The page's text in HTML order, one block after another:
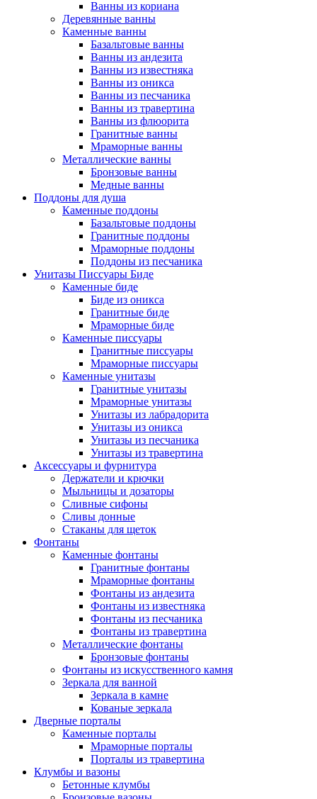
Ванны из кориана
Деревянные ванны
Каменные ванны
Базальтовые ванны
Ванны из андезита
Ванны из известняка
Ванны из оникса
Ванны из песчаника
Ванны из травертина
Ванны из флюорита
Гранитные ванны
Мраморные ванны
Металлические ванны
Бронзовые ванны
Медные ванны
Поддоны для душа
Каменные поддоны
Базальтовые поддоны
Гранитные поддоны
Мраморные поддоны
Поддоны из песчаника
Унитазы Писсуары Биде
Каменные биде
Биде из оникса
Гранитные биде
Мраморные биде
Каменные писсуары
Гранитные писсуары
Мраморные писсуары
Каменные унитазы
Гранитные унитазы
Мраморные унитазы
Унитазы из лабрадорита
Унитазы из оникса
Унитазы из песчаника
Унитазы из травертина
Аксессуары и фурнитура
Держатели и крючки
Мыльницы и дозаторы
Сливные сифоны
Сливы донные
Стаканы для щеток
Фонтаны
Каменные фонтаны
Гранитные фонтаны
Мраморные фонтаны
Фонтаны из андезита
Фонтаны из известняка
Фонтаны из песчаника
Фонтаны из травертина
Металлические фонтаны
Бронзовые фонтаны
Фонтаны из искусственного камня
Зеркала для ванной
Зеркала в камне
Кованые зеркала
Дверные порталы
Каменные порталы
Мраморные порталы
Порталы из травертина
Клумбы и вазоны
Бетонные клумбы